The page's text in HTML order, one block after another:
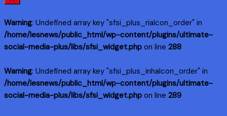
Warning: Undefined array key "sfsi_plus_riaIcon_order" in
/home/lesnews/public_html/wp-content/plugins/ultimate-
social-media-plus/libs/sfsi_widget.php on line 288
Warning: Undefined array key "sfsi_plus_inhaIcon_order" in
/home/lesnews/public_html/wp-content/plugins/ultimate-
social-media-plus/libs/sfsi_widget.php on line 289